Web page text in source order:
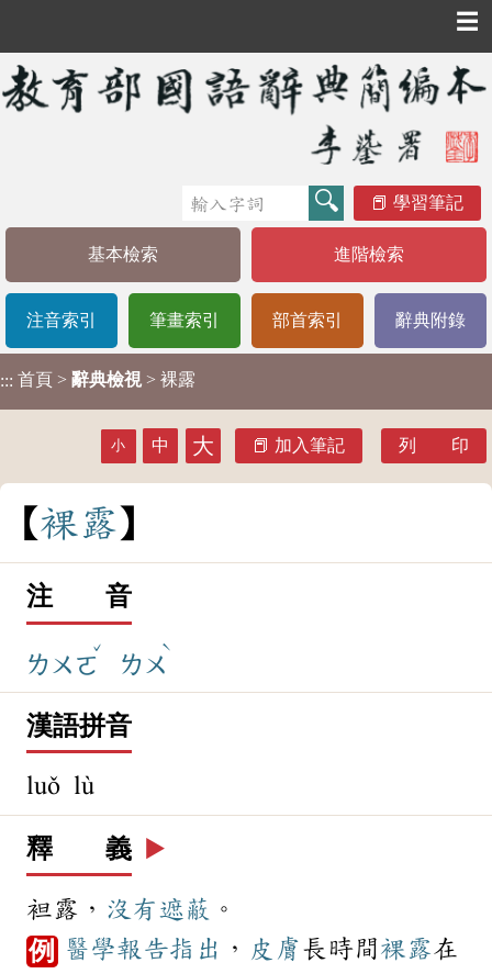
☰
學習筆記
基本檢索 進階檢索
注音索引 筆畫索引 部首索引 辭典附錄
::: 首頁 > 辭典檢視 > 裸露
小 中 大 加入筆記 列 印
裸 露
注 音
ㄌㄨㄛ
ˇ
ㄌㄨ
ˋ
漢語拼音
luǒ lù
釋 義 ▶️
袒露， 沒有遮蔽 。
例 醫學報告指出 ， 皮膚長時間裸露在